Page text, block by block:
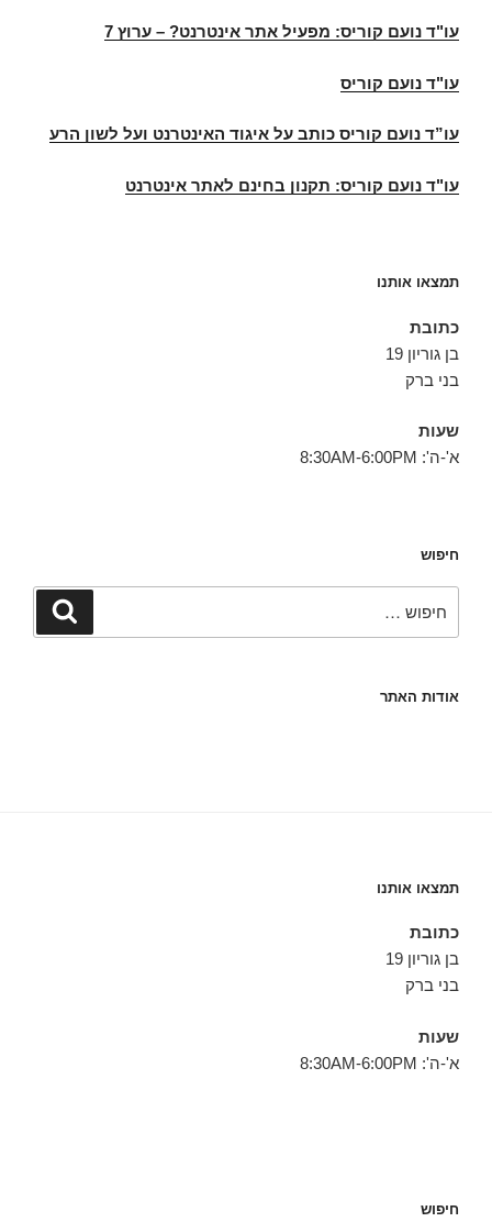
עו"ד נועם קוריס: מפעיל אתר אינטרנט? – ערוץ 7
עו"ד נועם קוריס
עו”ד נועם קוריס כותב על איגוד האינטרנט ועל לשון הרע
עו"ד נועם קוריס: תקנון בחינם לאתר אינטרנט
תמצאו אותנו
כתובת
בן גוריון 19
בני ברק
שעות
א'-ה': 8:30AM-6:00PM
חיפוש
חיפוש
אודות האתר
תמצאו אותנו
כתובת
בן גוריון 19
בני ברק
שעות
א'-ה': 8:30AM-6:00PM
חיפוש